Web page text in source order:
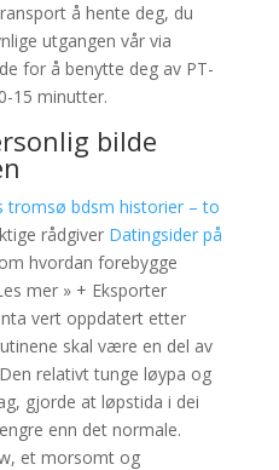
å hente deg, du
utgangen vår via
for å benytte deg av PT-
15 minutter.
bilde
tromsø bdsm historier – to
rådgiver Datingsider på
hvordan forebygge
mer » + Eksporter
vert oppdatert etter
skal være en del av
relativt tunge løypa og
gjorde at løpstida i dei
enn det normale.
et morsomt og